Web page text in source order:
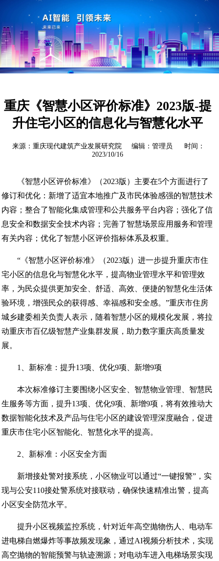
重庆《智慧小区评价标准》2023版-提
升住宅小区的信息化与智慧化水平
来源：重庆现代建筑产业发展研究院 编辑：管理员 时间：
2023/10/16
《智慧小区评价标准》（2023版）主要在5个方面进行了
修订和优化：新增了适宜本地推广及市民体验感强的智慧技术
内容；整合了智能化集成管理和公共服务平台内容；强化了信
息安全和数据安全技术内容；完善了智慧场景应用服务和管理
有关内容；优化了智慧小区评价指标体系及权重。
“《智慧小区评价标准》（2023版）进一步提升重庆市住
宅小区的信息化与智慧化水平，提高物业管理水平和管理效
率，为民众提供更加安全、舒适、高效、便捷的智慧化生活体
验环境，增强民众的获得感、幸福感和安全感。”重庆市住房
城乡建委相关负责人表示，随着智慧小区的规模化发展，将拉
动重庆市百亿级智慧产业集群发展，助力数字重庆高质量发
展。
1、新标准：提升13项、优化9项、新增9项
本次标准修订主要围绕小区安全、智慧物业管理、智慧民
生服务等方面，提升13项、优化9项、新增9项，将有效推动大
数据智能化技术及产品与住宅小区的建设管理深度融合，促进
重庆市住宅小区智能化、智慧化水平的提高。
2、新标准：小区安全方面
新增接处警对接系统，小区物业可以通过“一键报警”，实
现与公安110接处警系统对接联动，确保快速精准出警，提高
小区安全防范水平。
提升小区视频监控系统，针对近年高空抛物伤人、电动车
进电梯自燃爆炸等事故频发现象，通过AI视频分析技术，实现
高空抛物的智能预警与轨迹溯源；对电动车进入电梯场景实现